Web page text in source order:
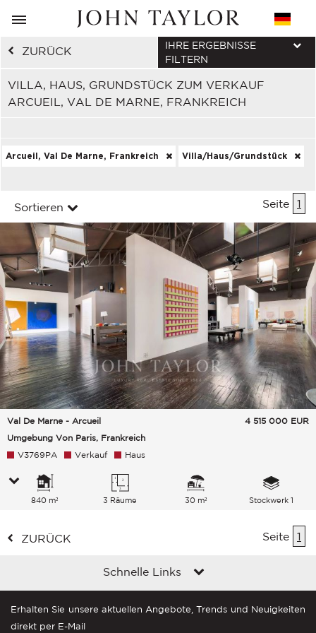
ZURÜCK
VILLA, HAUS, GRUNDSTÜCK ZUM VERKAUF
ARCUEIL, VAL DE MARNE, FRANKREICH
IHRE ERGEBNISSE
FILTERN
Arcueil, Val De Marne, Frankreich Villa/Haus/Grundstück
Sortieren Seite 1
Val De Marne - Arcueil
Umgebung Von Paris, Frankreich
4 515 000 EUR
V3769PA Verkauf Haus
840 m² 3 Räume 30 m² Stockwerk 1
ZURÜCK Seite 1
Schnelle Links
Erhalten Sie unsere aktuellen Angebote, Trends und Neuigkeiten
direkt per E-Mail